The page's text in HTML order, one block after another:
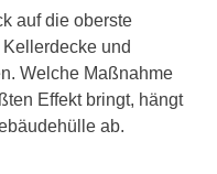
auf die oberste
und
Welche Maßnahme
Effekt bringt, hängt
ab.